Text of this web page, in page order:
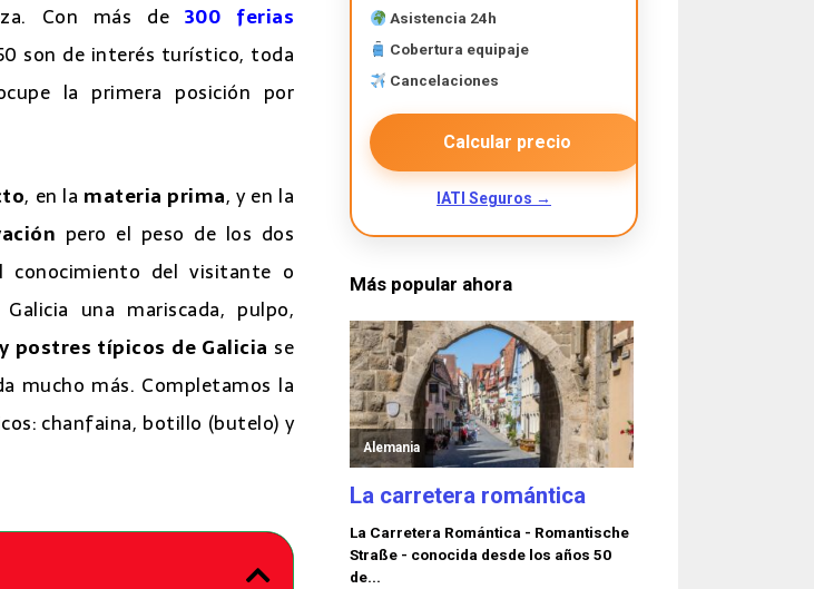
Con más de 300 ferias
son de interés turístico, toda
la primera posición por
, en la materia prima, y en la
pero el peso de los dos
conocimiento del visitante o
una mariscada, pulpo,
postres típicos de Galicia se
mucho más. Completamos la
chanfaina, botillo (butelo) y
Asistencia 24h
Cobertura equipaje
Cancelaciones
Calcular precio
IATI Seguros →
Más popular ahora